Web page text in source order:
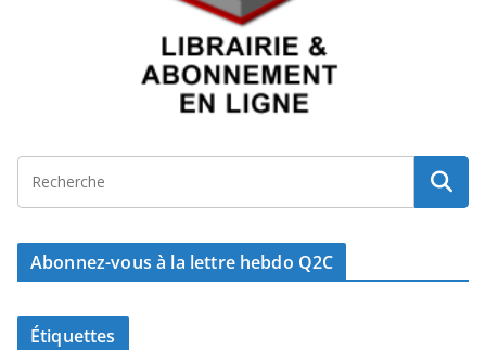
Abonnez-vous à la lettre hebdo Q2C
Étiquettes